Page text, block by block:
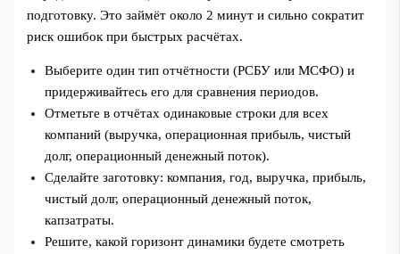
подготовку. Это займёт около 2 минут и сильно сократит
риск ошибок при быстрых расчётах.
Выберите один тип отчётности (РСБУ или МСФО) и
придерживайтесь его для сравнения периодов.
Отметьте в отчётах одинаковые строки для всех
компаний (выручка, операционная прибыль, чистый
долг, операционный денежный поток).
Сделайте заготовку: компания, год, выручка, прибыль,
чистый долг, операционный денежный поток,
капзатраты.
Решите, какой горизонт динамики будете смотреть